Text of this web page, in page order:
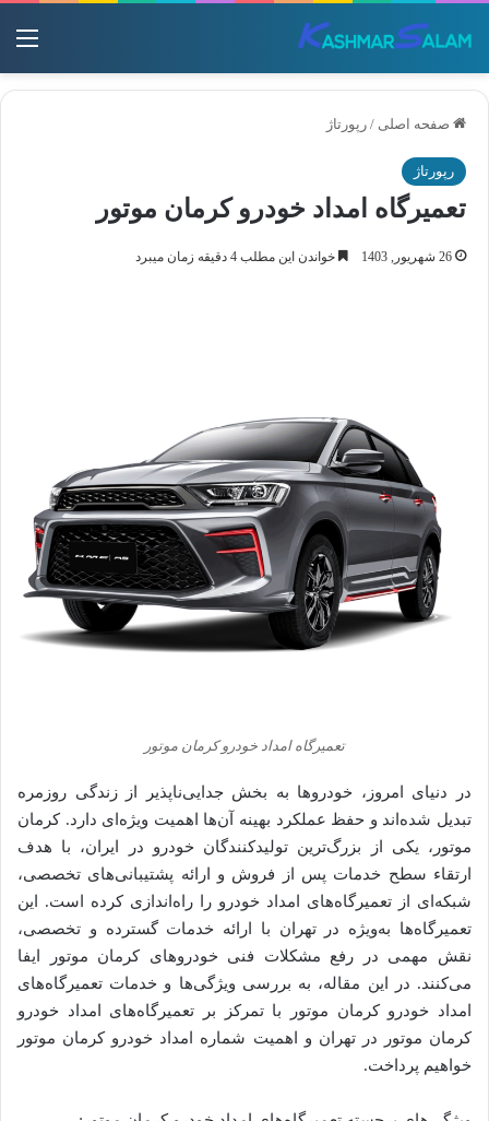
صفحه اصلی / رپورتاژ
رپورتاژ
تعمیرگاه امداد خودرو کرمان موتور
26 شهریور, 1403 خواندن این مطلب 4 دقیقه زمان میبرد
تعمیرگاه امداد خودرو کرمان موتور
در دنیای امروز، خودروها به بخش جدایی‌ناپذیر از زندگی روزمره
تبدیل شده‌اند و حفظ عملکرد بهینه آن‌ها اهمیت ویژه‌ای دارد. کرمان
موتور، یکی از بزرگ‌ترین تولیدکنندگان خودرو در ایران، با هدف
ارتقاء سطح خدمات پس از فروش و ارائه پشتیبانی‌های تخصصی،
شبکه‌ای از تعمیرگاه‌های امداد خودرو را راه‌اندازی کرده است. این
تعمیرگاه‌ها به‌ویژه در تهران با ارائه خدمات گسترده و تخصصی،
نقش مهمی در رفع مشکلات فنی خودروهای کرمان موتور ایفا
می‌کنند. در این مقاله، به بررسی ویژگی‌ها و خدمات تعمیرگاه‌های
امداد خودرو کرمان موتور با تمرکز بر تعمیرگاه‌های امداد خودرو
کرمان موتور در تهران و اهمیت شماره امداد خودرو کرمان موتور
خواهیم پرداخت.